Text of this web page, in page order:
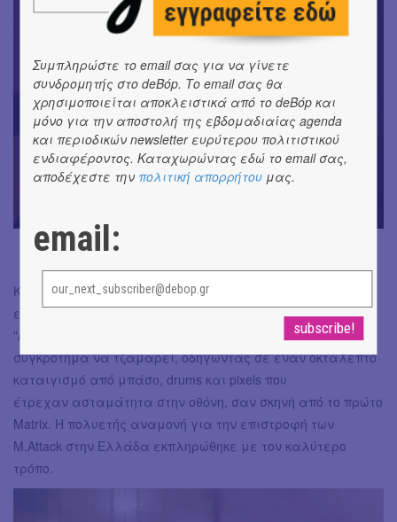
Kαλύτερες στιγμές, κατά τη γνώμη μας, σε μια
εξαιρετική στο σύνολό της εμφάνιση, η εκτέλεση του
"Angel" με τον H.Andy, και το "Safe from Harm" με το
συγκρότημα να τζαμάρει, οδηγώντας σε έναν οκτάλεπτο
καταιγισμό από μπάσο, drums και pixels που
έτρεχαν ασταμάτητα στην οθόνη, σαν σκηνή από το πρώτο
Matrix. Η πολυετής αναμονή για την επιστροφή των
M.Attack στην Ελλάδα εκπληρώθηκε με τον καλύτερο
τρόπο.
Συμπληρώστε το email σας για να γίνετε
συνδρομητής στο deBόp. Το email σας θα
χρησιμοποιείται αποκλειστικά από το deBόp και
μόνο για την αποστολή της εβδομαδιαίας agenda
και περιοδικών newsletter ευρύτερου πολιτιστικού
ενδιαφέροντος. Καταχωρώντας εδώ το email σας,
αποδέχεστε την πολιτική απορρήτου μας.
email: